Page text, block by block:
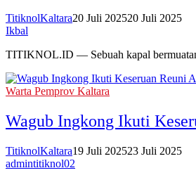
TitiknolKaltara20 Juli 202520 Juli 2025
Ikbal
TITIKNOL.ID — Sebuah kapal
Warta Pemprov Kaltara
Wagub Ingkong Ikuti
TitiknolKaltara19 Juli 202523 Juli 2025
admintitiknol02